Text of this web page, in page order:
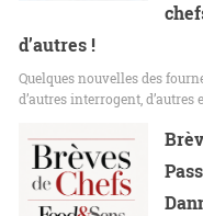
d’autres !
Quelques nouvelles des
d’autres interrogent,